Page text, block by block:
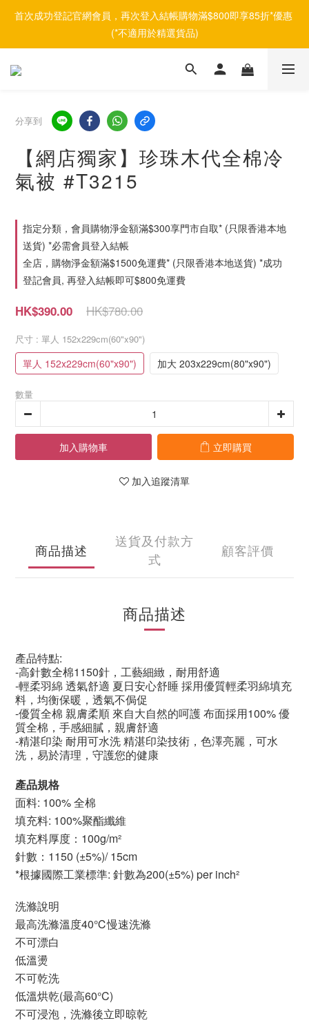
首次成功登記官網會員，再次登入結帳購物滿$800即享85折*優惠
(*不適用於精選貨品)
分享到
【網店獨家】珍珠木代全棉冷
氣被 #T3215
指定分類，會員購物淨金額滿$300享門市自取* (只限香港本地
送貨) *必需會員登入結帳
全店，購物淨金額滿$1500免運費* (只限香港本地送貨) *成功
登記會員, 再登入結帳即可$800免運費
HK$780.00
HK$390.00
尺寸 : 單人 152x229cm(60"x90")
單人 152x229cm(60"x90") 加大 203x229cm(80"x90")
數量
加入購物車 立即購買
加入追蹤清單
商品描述
送貨及付款方
式
顧客評價
商品描述
產品特點:
-高針數全棉1150針，工藝細緻，耐用舒適
-輕柔羽綿透氣舒適 夏日安心舒睡採用優質輕柔羽綿填充
料，均衡保暖，透氣不侷促
-優質全棉 親膚柔順 來自大自然的呵護布面採用100%優
質全棉，手感細膩，親膚舒適
-精湛印染 耐用可水洗精湛印染技術，色澤亮麗，可水
洗，易於清理，守護您的健康
產品規格
面料: 100% 全棉
填充料: 100%聚酯纖維
填充料厚度：100g/m²
針數：1150 (±5%)/ 15cm
*根據國際工業標準: 針數為200(±5%) per inch²
洗滌說明
最高洗滌溫度40℃慢速洗滌
不可漂白
低溫燙
不可乾洗
低溫烘乾(最高60°C)
不可浸泡，洗滌後立即晾乾